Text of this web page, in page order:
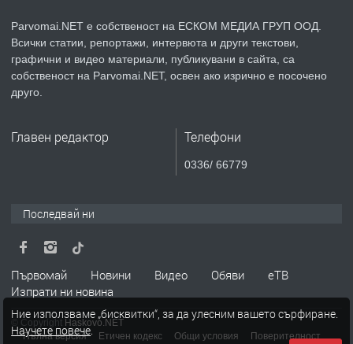
преди 1 година
ПРЕДЛАГА Уроци по Математика
ТЪРСИ Търсим работник
Parvomai.NET е собственост на ЕСКОМ МЕДИА ГРУП ООД.
Всички статии, репортажи, интервюта и други текстови,
графични и видео материали, публикувани в сайта, са
собственост на Parvomai.NET, освен ако изрично е посочено
друго.
Главен редактор Телефони
0336/ 66779
Последвай ни
Първомай Новини Видео Обяви
еТВ
Изпрати ни новина
© Copyright Haskovo.NET
Пълна версия
Етичен кодекс Общи условия Поверителност
Ние използваме „бисквитки“, за да улесним вашето сърфиране.
Научете повече.